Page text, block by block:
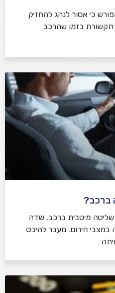
כי אסור לנהג להחזיק
תקשורת בזמן שהרכב
ברכב?
מיטבית ברכב, שדה
במצבי חירום. מעבר להיבט